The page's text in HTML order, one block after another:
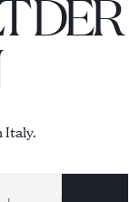
DER
Italy.